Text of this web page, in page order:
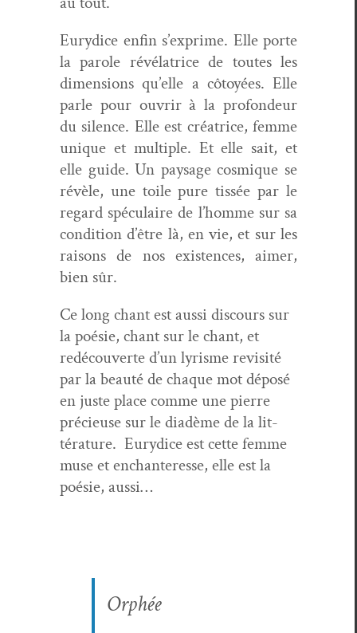
Eury­dice enfin s’exprime. Elle porte
la parole révéla­trice de toutes les
dimen­sions qu’elle a côtoyées. Elle
par­le pour ouvrir à la pro­fondeur
du silence. Elle est créa­trice, femme
unique et mul­ti­ple. Et elle sait, et
elle guide. Un paysage cos­mique se
révèle, une toile pure tis­sée par le
regard spécu­laire de l’homme sur sa
con­di­tion d’être là, en vie, et sur les
raisons de nos exis­tences, aimer,
bien sûr.
Ce long chant est aus­si dis­cours sur
la poésie, chant sur le chant, et
redé­cou­verte d’un lyrisme revis­ité
par la beauté de chaque mot déposé
en juste place comme une pierre
pré­cieuse sur le diadème de la lit­
téra­ture. Eury­dice est cette femme
muse et enchanter­esse, elle est la
poésie, aussi…
Orphée